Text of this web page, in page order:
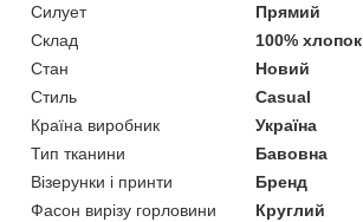
Силует
Прямий
Склад
100% хлопок
Стан
Новий
Стиль
Casual
Країна виробник
Україна
Тип тканини
Бавовна
Візерунки і принти
Бренд
Фасон вирізу горловини
Круглий